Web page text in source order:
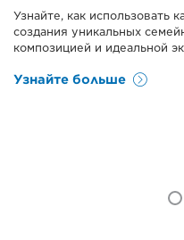
Узнайте, как использовать
создания уникальных
композицией и идеальной
Узнайте больше